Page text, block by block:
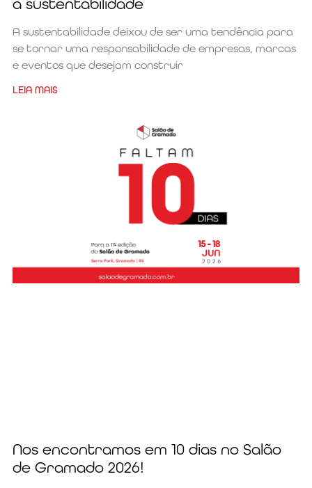
a sustentabilidade
A sustentabilidade deixou de ser uma tendência para
se tornar uma responsabilidade de empresas, marcas
e eventos que desejam construir
LEIA MAIS
Nos encontramos em 10 dias no Salão
de Gramado 2026!